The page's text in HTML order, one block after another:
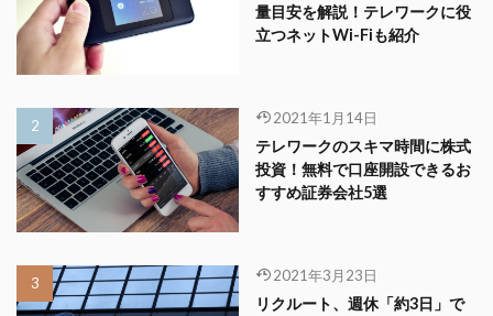
量目安を解説！テレワークに役
立つネットWi-Fiも紹介
2021年1月14日
テレワークのスキマ時間に株式
投資！無料で口座開設できるお
すすめ証券会社5選
2021年3月23日
リクルート、週休「約3日」で